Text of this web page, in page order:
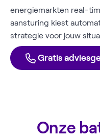
energiemarkten real-
aansturing kiest
strategie voor jouw
Gratis
Onze